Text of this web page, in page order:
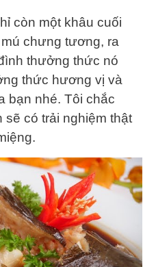
còn một khâu cuối
chưng tương, ra
thưởng thức nó
thức hương vị và
bạn nhé. Tôi chắc
có trải nghiệm thật